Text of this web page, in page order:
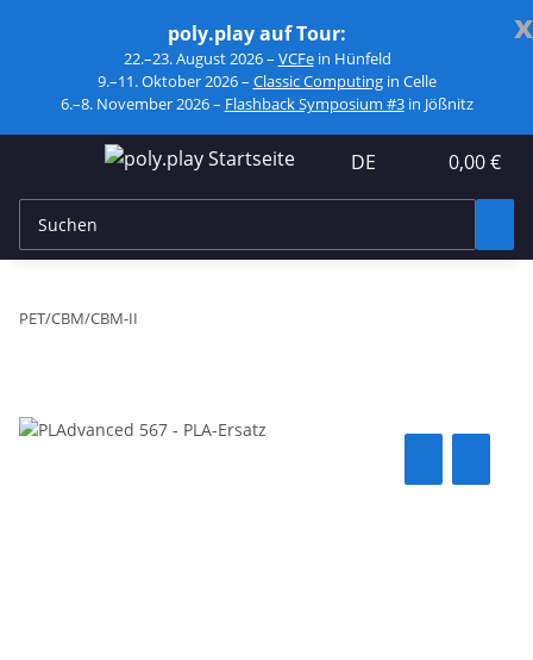
x
poly.play auf Tour:
22.–23. August 2026 – VCFein Hünfeld
9.–11. Oktober 2026 – Classic Computingin Celle
6.–8. November 2026 – Flashback Symposium #3in Jößnitz
DE 0,00 €
PET/CBM/CBM-II